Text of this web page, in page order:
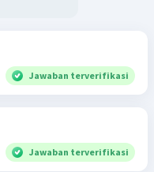
Jawaban terverifikasi
Jawaban terverifikasi